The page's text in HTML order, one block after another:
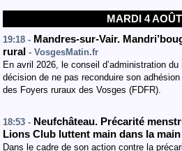
MARDI 4
19:18 - Mandres-sur-Vair.
rural - VosgesMatin.fr
En avril 2026, le conseil d’administration
décision de ne pas reconduire son
des Foyers ruraux des Vosges (FDFR).
18:53 - Neufchâteau. Précarité
Lions Club luttent main dans la main
Dans le cadre de son action contre la